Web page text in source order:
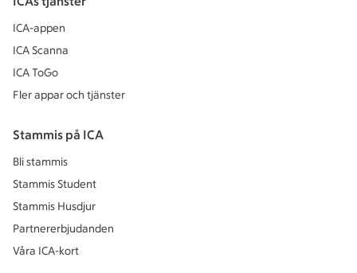
ICA-appen
ICA Scanna
ICA ToGo
Fler appar och tjänster
Stammis på ICA
Bli stammis
Stammis Student
Stammis Husdjur
Partnererbjudanden
Våra ICA-kort